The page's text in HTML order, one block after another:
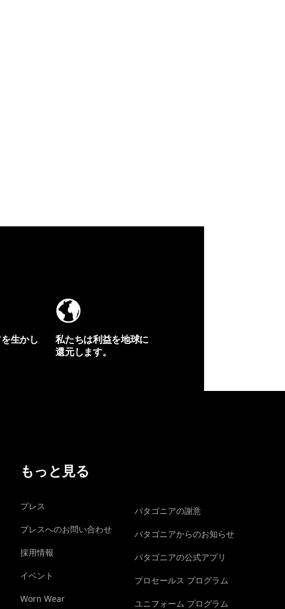
生かし
私たちは利益を地球に
還元します。
もっと見る
プレス
プレスへのお問い合わせ
採用情報
イベント
Worn Wear
パタゴニアの謝意
パタゴニアからのお知らせ
パタゴニアの公式アプリ
プロセールス プログラム
ユニフォーム プログラム